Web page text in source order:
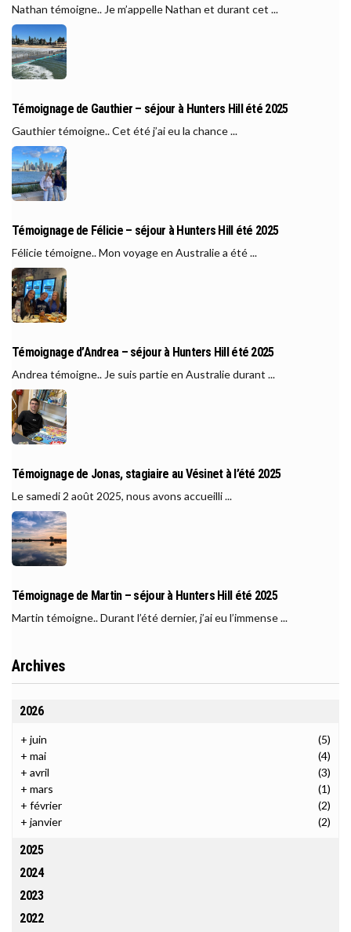
Nathan témoigne.. Je m’appelle Nathan et durant cet ...
Témoignage de Gauthier – séjour à Hunters Hill été 2025
Gauthier témoigne.. Cet été j’ai eu la chance ...
Témoignage de Félicie – séjour à Hunters Hill été 2025
Félicie témoigne.. Mon voyage en Australie a été ...
Témoignage d’Andrea – séjour à Hunters Hill été 2025
Andrea témoigne.. Je suis partie en Australie durant ...
Témoignage de Jonas, stagiaire au Vésinet à l’été 2025
Le samedi 2 août 2025, nous avons accueilli ...
Témoignage de Martin – séjour à Hunters Hill été 2025
Martin témoigne.. Durant l’été dernier, j’ai eu l’immense ...
Archives
2026
+ juin
(5)
+ mai
(4)
+ avril
(3)
+ mars
(1)
+ février
(2)
+ janvier (2)
2025
2024
2023
2022